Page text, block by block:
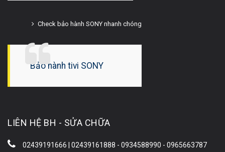
Check bảo hành SONY nhanh chóng
Bảo hành tivi SONY
LIÊN HỆ BH - SỬA CHỮA
02439191666 | 02439161888 - 0934588990 - 0965663787